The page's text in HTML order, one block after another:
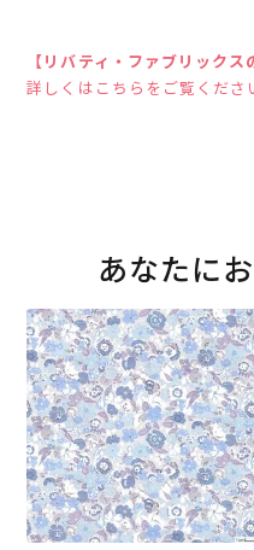
【リバティ・ファブリックス
詳しくはこちらをご覧くださ
あなたに